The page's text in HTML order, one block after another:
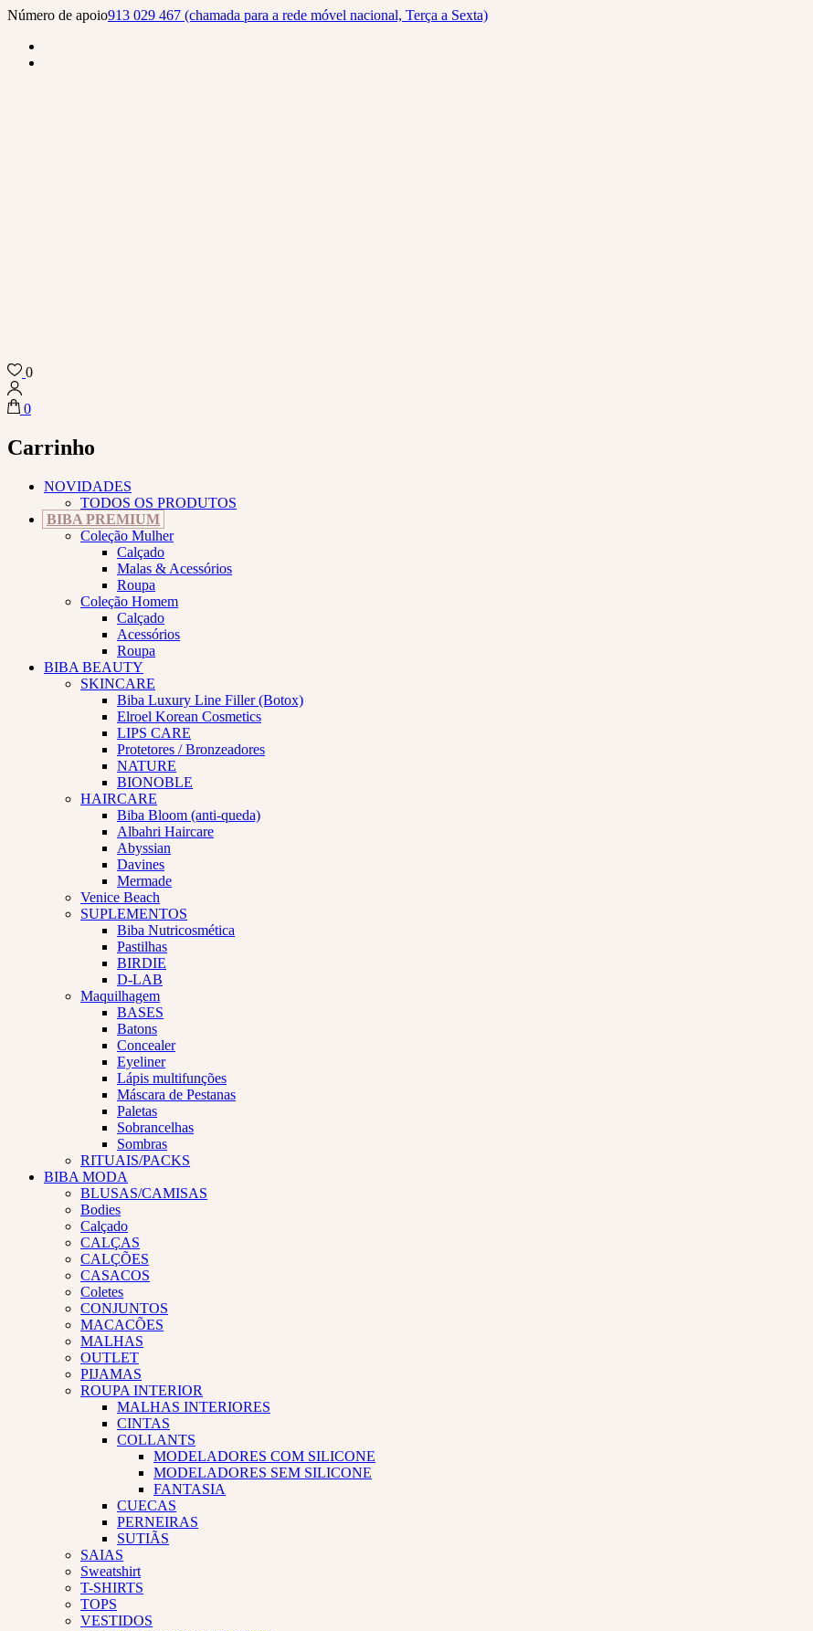
Skip
content
(Press
Número de apoio913 029 467 (chamada para a rede móvel nacional, Terça a Sexta)
Biba Concept Store
0
0
Carrinho
NOVIDADES
TODOS OS PRODUTOS
BIBA PREMIUM
Coleção Mulher
Calçado
Malas & Acessórios
Roupa
Coleção Homem
Calçado
Acessórios
Roupa
BIBA BEAUTY
SKINCARE
Biba Luxury Line Filler (Botox)
Elroel Korean Cosmetics
LIPS CARE
Protetores / Bronzeadores
NATURE
BIONOBLE
HAIRCARE
Biba Bloom (anti-queda)
Albahri Haircare
Abyssian
Davines
Mermade
Venice Beach
SUPLEMENTOS
Biba Nutricosmética
Pastilhas
BIRDIE
D-LAB
Maquilhagem
BASES
Batons
Concealer
Eyeliner
Lápis multifunções
Máscara de Pestanas
Paletas
Sobrancelhas
Sombras
RITUAIS/PACKS
BIBA MODA
BLUSAS/CAMISAS
Bodies
Calçado
CALÇAS
CALÇÕES
CASACOS
Coletes
CONJUNTOS
MACACÕES
MALHAS
OUTLET
PIJAMAS
ROUPA INTERIOR
MALHAS INTERIORES
CINTAS
COLLANTS
MODELADORES COM SILICONE
MODELADORES SEM SILICONE
FANTASIA
CUECAS
PERNEIRAS
SUTIÃS
SAIAS
Sweatshirt
T-SHIRTS
TOPS
VESTIDOS